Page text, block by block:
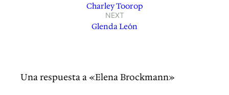
Charley Toorop
NEXT
Glenda León
Una respuesta a «Elena Brockmann»